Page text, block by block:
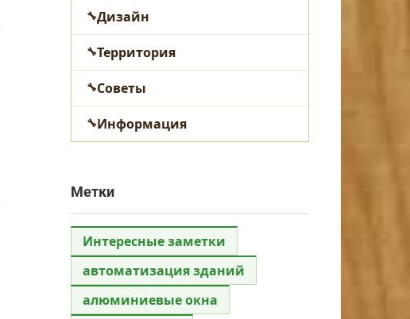
Дизайн
Территория
Советы
Информация
Метки
Интересные заметки
автоматизация зданий
алюминиевые окна